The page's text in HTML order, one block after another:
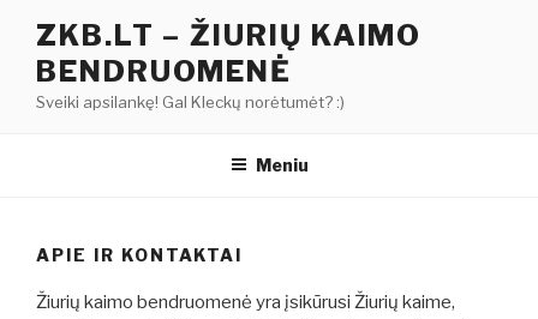
turinio
ZKB.LT – ŽIURIŲ KAIMO
BENDRUOMENĖ
Sveiki apsilankę! Gal Kleckų norėtumėt? :)
Meniu
APIE IR KONTAKTAI
Žiurių kaimo bendruomenė yra įsikūrusi Žiurių kaime,